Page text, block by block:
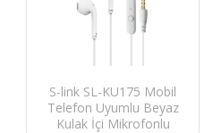
S-link SL-KU175 Mobil
Telefon Uyumlu Beyaz
Kulak İçi Mikrofonlu